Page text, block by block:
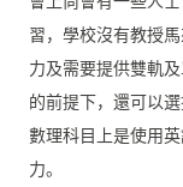
習，學校沒有教授
力及需要提供雙軌及
的前提下， 還可以選
數理科目上是使用英
力。